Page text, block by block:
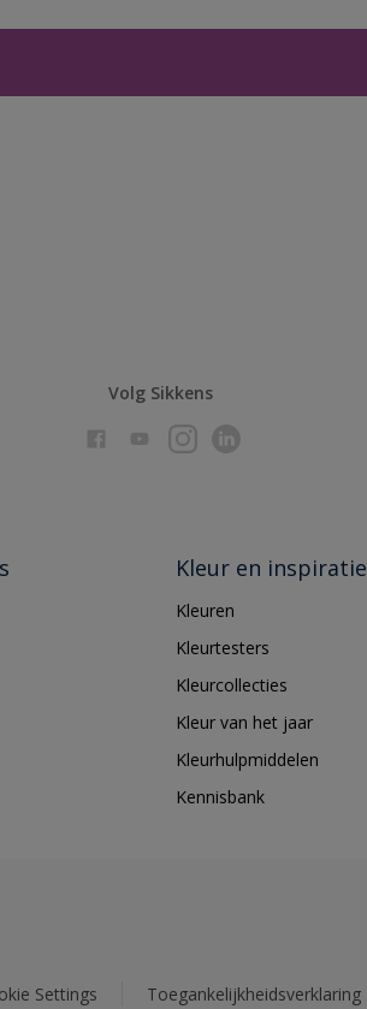
Volg Sikkens
Kleur en inspiratie
Kleuren
Kleurtesters
Kleurcollecties
Kleur van het jaar
Kleurhulpmiddelen
Kennisbank
Settings Toegankelijkheidsverklaring